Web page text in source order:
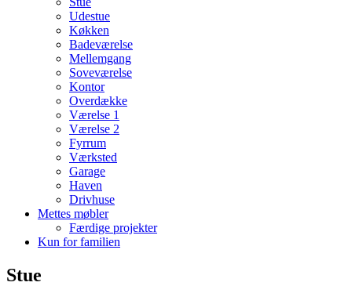
Udestue
Køkken
Badeværelse
Mellemgang
Soveværelse
Kontor
Overdække
Værelse 1
Værelse 2
Fyrrum
Værksted
Garage
Haven
Drivhuse
Mettes møbler
Færdige projekter
Kun for familien
Stue